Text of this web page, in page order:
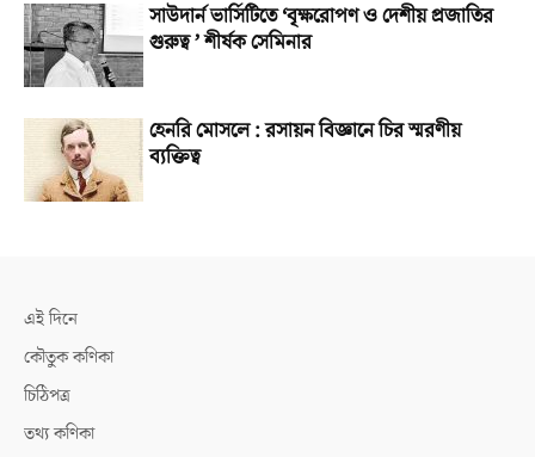
সাউদার্ন ভার্সিটিতে ‘বৃক্ষরোপণ ও দেশীয় প্রজাতির
গুরুত্ব ’ শীর্ষক সেমিনার
হেনরি মোসলে : রসায়ন বিজ্ঞানে চির স্মরণীয়
ব্যক্তিত্ব
এই দিনে
কৌতুক কণিকা
চিঠিপত্র
তথ্য কণিকা